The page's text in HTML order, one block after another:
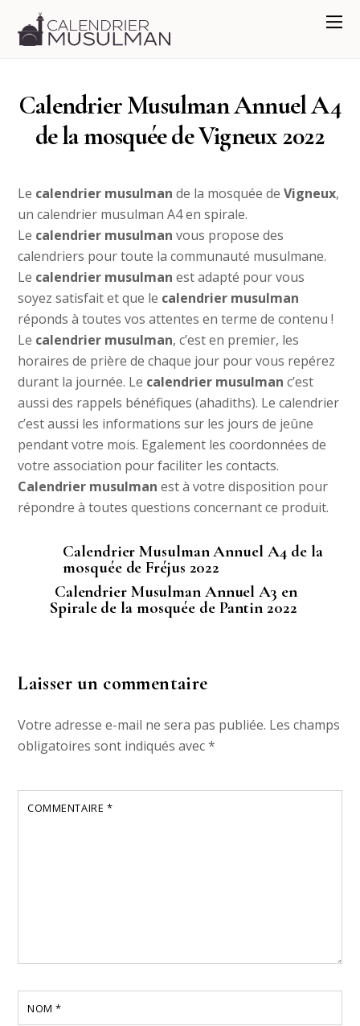
Calendrier Musulman Annuel A4
de la mosquée de Vigneux 2022
Le calendrier musulman de la mosquée deVigneux,
un calendrier musulman A4 en spirale.
Le calendrier musulman vous propose des
calendriers pour toute la communauté musulmane.
Le calendrier musulman est adapté pour vous
soyez satisfait et que le calendrier musulman
réponds à toutes vos attentes en terme de contenu !
Le calendrier musulman, c’est en premier, les
horaires de prière de chaque jour pour vous repérez
durant la journée. Le calendrier musulman c’est
aussi des rappels bénéfiques (ahadiths). Le calendrier
c’est aussi les informations sur les jours de jeûne
pendant votre mois. Egalement les coordonnées de
votre association pour faciliter les contacts.
Calendrier musulman est à votre disposition pour
répondre à toutes questions concernant ce produit.
Calendrier Musulman Annuel A4 de la
mosquée de Fréjus 2022
Calendrier Musulman Annuel A3 en
Spirale de la mosquée de Pantin 2022
Laisser un commentaire
Votre adresse e-mail ne sera pas publiée. Les champs
obligatoires sont indiqués avec*
COMMENTAIRE *
NOM*